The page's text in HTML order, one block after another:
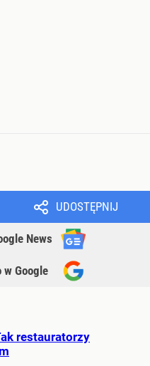
UDOSTĘPNIJ
News
w Google
restauratorzy